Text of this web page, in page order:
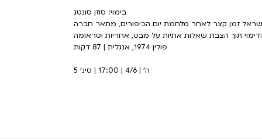
בימוי: סוזן סונטג
זמן קצר לאחר מלחמת יום הכיפורים, מתאר חברה
תוך הצבת שאלות אתיות על מבט, אחריות וטראומה
פולין 1974, אנגלית | 87 דקות
ה' | 4/6 | 17:00 | סינ' 5